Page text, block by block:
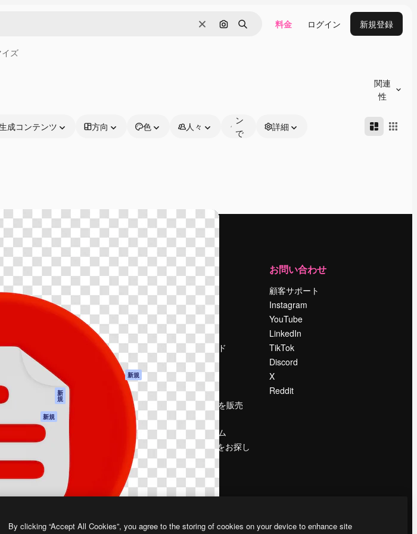
消去 画像で検索
検索 料金 ログイン 新規登録
ズ
関連
性
成コンテンツ 方向 色 人々
ン
で
詳細
アシスタント
声合成ツール
トックコンテン
ChatGPT
MCP
新
規
新規
イルアプリ
てのMagnificツ
はじめに
ドキュメント
サポート
利用規約
プライバシーポリ
オリジナル 新規
クッキーポリシー
トラストセンター
アフィリエイト
運営
会社概要
採用情報
検索トレンド
ブログ
Slidesgo
コンテンツを販売
する
プレスルーム
magnific.aiをお探し
ですか？
お問い合わせ
顧客サポート
Instagram
YouTube
LinkedIn
TikTok
Discord
X
Reddit
写・転載を禁じます
By clicking “Accept All Cookies”, you agree to the storing of cookies on your device to enhance site